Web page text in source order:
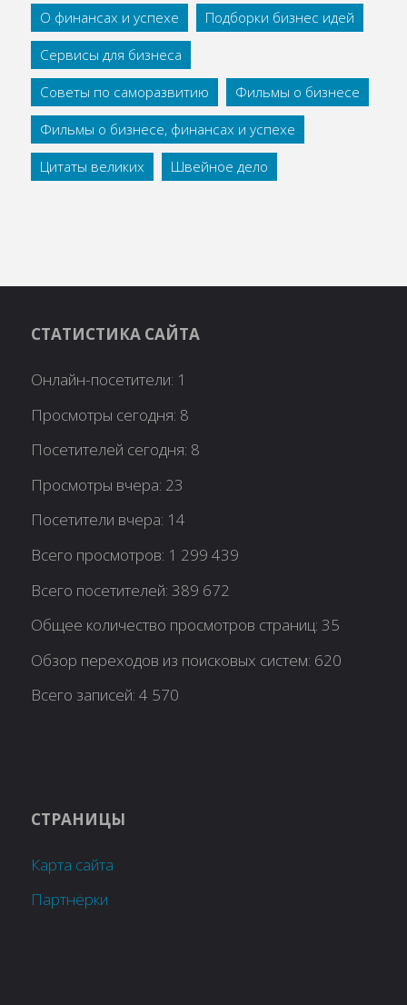
О финансах и успехе
Подборки бизнес идей
Сервисы для бизнеса
Советы по саморазвитию
Фильмы о бизнесе
Фильмы о бизнесе, финансах и успехе
Цитаты великих
Швейное дело
СТАТИСТИКА САЙТА
Онлайн-посетители: 1
Просмотры сегодня: 8
Посетителей сегодня: 8
Просмотры вчера: 23
Посетители вчера: 14
Всего просмотров: 1 299 439
Всего посетителей:389 672
Общее количество просмотров страниц:35
Обзор переходов из поисковых систем: 620
Всего записей:4 570
СТРАНИЦЫ
Карта сайта
Партнёрки